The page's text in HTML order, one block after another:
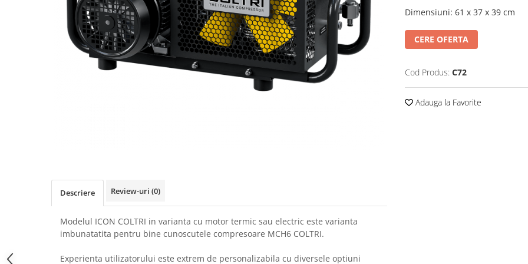
Dimensiuni: 61 x 37 x 39 cm
CERE OFERTA
Cod Produs: C72
Adauga la Favorite
Descriere Review-uri (0)
Modelul ICON COLTRI in varianta cu motor termic sau electric este varianta
imbunatatita pentru bine cunoscutele compresoare MCH6 COLTRI.
Experienta utilizatorului este extrem de personalizabila cu diversele optiuni